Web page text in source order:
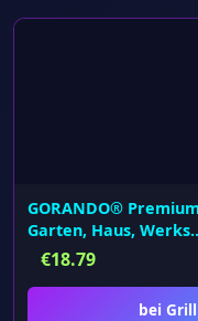
GORANDO®
Garten, Haus,
€18.79
bei